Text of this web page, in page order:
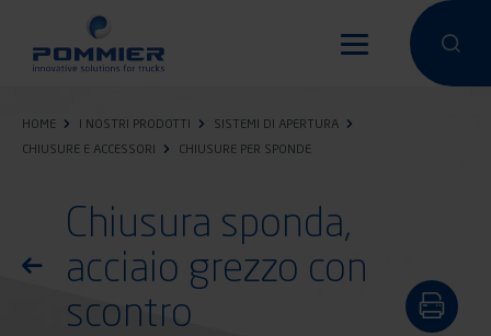
contenuto
Condurre
HOME I NOSTRI PRODOTTI
SISTEMI DI APERTURA
CHIUSURE E ACCESSORI
CHIUSURE PER SPONDE
Torna all'elenco dei prodotti
Chiusura sponda,
acciaio grezzo con
scontro